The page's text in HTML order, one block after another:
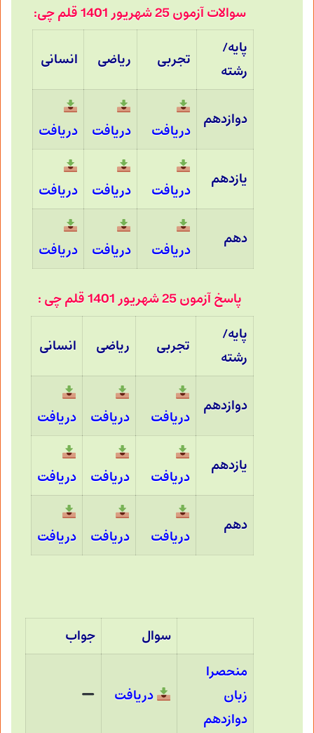
سوالات آزمون 25 شهریور 1401 قلم چی:
پایه/
رشته
تجربی ریاضی انسانی
دوازدهم
دریافت دریافت دریافت
یازدهم
دریافت دریافت دریافت
دهم
دریافت دریافت دریافت
پاسخ آزمون 25 شهریور 1401 قلم چی :
پایه/
رشته
تجربی ریاضی انسانی
دوازدهم
دریافت دریافت دریافت
یازدهم
دریافت دریافت دریافت
دهم
دریافت دریافت دریافت
سوال
جواب
منحصرا
زبان
دوازدهم
دریافت